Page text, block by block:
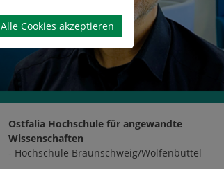
Ostfalia Hochschule für angewandte
Wissenschaften
- Hochschule Braunschweig/Wolfenbüttel
Alle Cookies akzeptieren